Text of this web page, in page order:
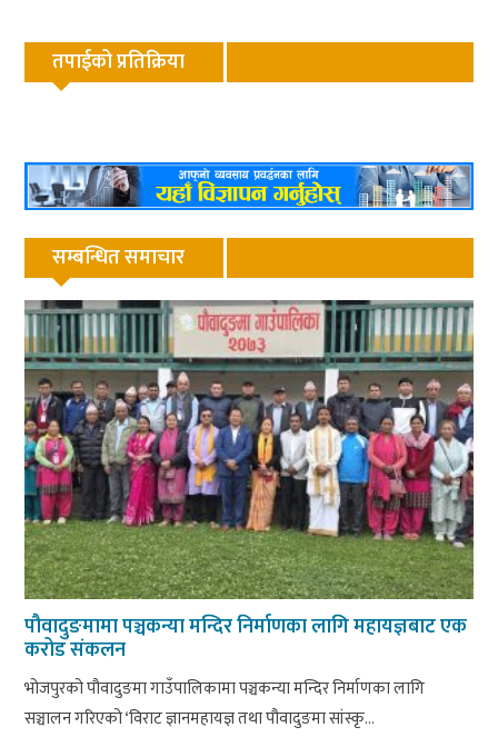
तपाईको प्रतिक्रिया
सम्बन्धित समाचार
पौवादुङमामा पञ्चकन्या मन्दिर निर्माणका लागि महायज्ञबाट एक
करोड संकलन
भोजपुरको पौवादुङमा गाउँपालिकामा पञ्चकन्या मन्दिर निर्माणका लागि
सञ्चालन गरिएको ‘विराट ज्ञानमहायज्ञ तथा पौवादुङमा सांस्कृ...